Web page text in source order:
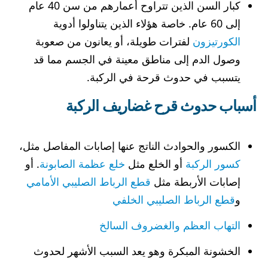
كبار السن الذين تتراوح أعمارهم من سن 40 عام
إلى 60 عام. خاصة هؤلاء الذين يتناولوا أدوية
الكورتيزون لفترات طويلة، أو يعانون من صعوبة
وصول الدم إلى مناطق معينة في الجسم مما قد
يتسبب في حدوث قرحة في الركبة.
أسباب حدوث قرح غضاريف الركبة
الكسور والحوادث الناتج عنها إصابات المفاصل مثل،
كسور الركبة أو الخلع مثل خلع عظمة الصابونة. أو
إصابات الأربطة مثل قطع الرباط الصليبي الأمامي
وقطع الرباط الصليبي الخلفي
التهاب العظم والغضروف السالخ
الخشونة المبكرة وهو يعد السبب الأشهر لحدوث